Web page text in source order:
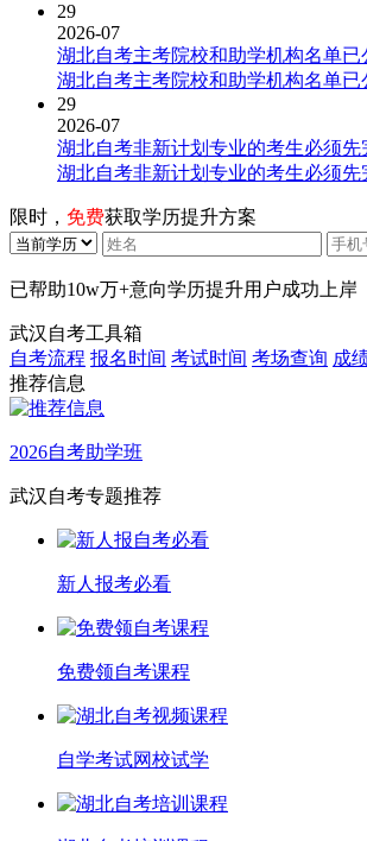
29
2026-07
湖北自考主考院校和助学机构名单已
湖北自考主考院校和助学机构名单已
29
2026-07
湖北自考非新计划专业的考生必须
湖北自考非新计划专业的考生必须
限时， 免费获取学历提升方案
已帮助10w万+意向学历提升用户成功上岸
武汉自考工具箱
自考流程 报名时间 考试时间 考场查询 成
推荐信息
2026自考助学班
武汉自考专题推荐
新人报考必看
免费领自考课程
自学考试网校试学